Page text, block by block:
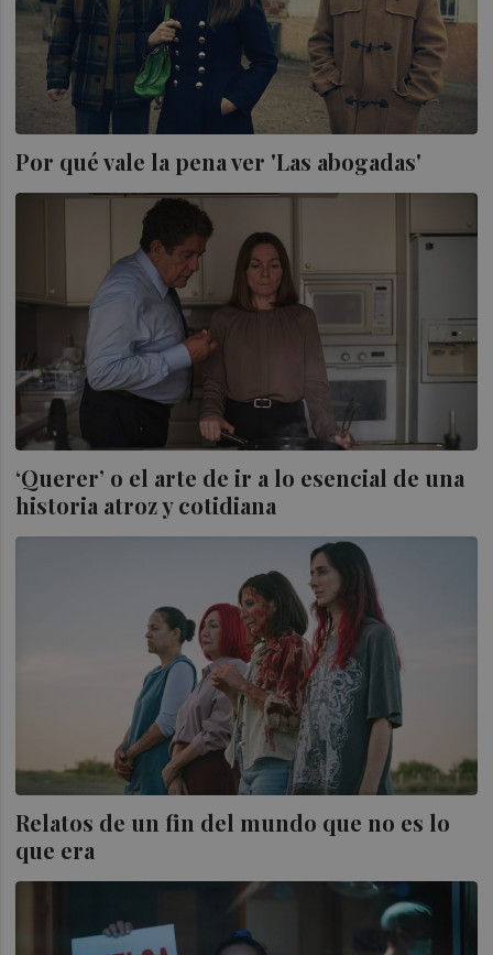
Por qué vale la pena ver 'Las abogadas'
‘Querer’ o el arte de ir a lo esencial de una
historia atroz y cotidiana
Relatos de un fin del mundo que no es lo
que era